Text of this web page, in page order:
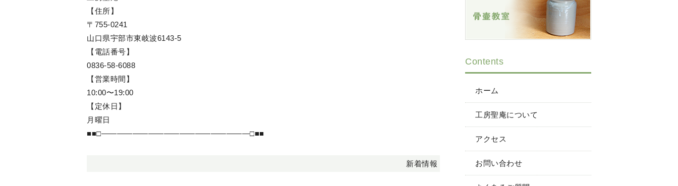
【住所】
〒755-0241
山口県宇部市東岐波6143-5
【電話番号】
0836-58-6088
【営業時間】
10:00〜19:00
【定休日】
月曜日
■■□―――――――――――――――――――□■■
新着情報
Contents
ホーム
工房聖庵について
アクセス
お問い合わせ